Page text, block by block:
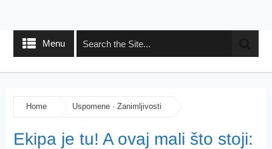
Menu
Home Uspomene· Zanimljivosti
Ekipa je tu! A ovaj mali što stoji: